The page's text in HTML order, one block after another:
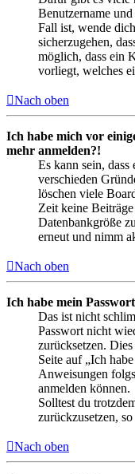
Benutzername
Fall ist, wende
sicherzugehen,
möglich, dass ein
vorliegt, welches
Nach oben
Ich habe mich vor
mehr anmelden?!
Es kann sein,
verschieden
löschen viele
Zeit keine
Datenbankgröße
erneut und nimm
Nach oben
Ich habe mein
Das ist nicht
Passwort nicht
zurücksetzen.
Seite auf „Ich
Anweisungen
anmelden können.
Solltest du
zurückzusetzen,
Nach oben